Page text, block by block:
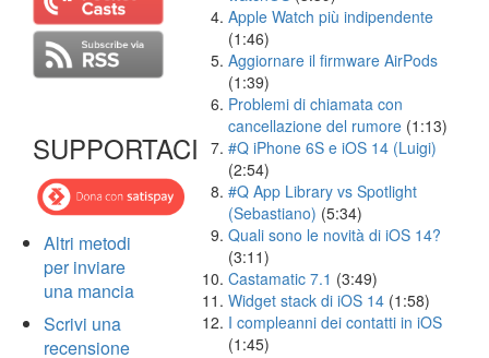
SUPPORTACI
Altri metodi
per inviare
una mancia
Scrivi una
recensione
Apple Watch più indipendente
(1:46)
Aggiornare il firmware AirPods
(1:39)
Problemi di chiamata con
cancellazione del rumore (1:13)
#Q iPhone 6S e iOS 14 (Luigi)
(2:54)
#Q App Library vs Spotlight
(Sebastiano) (5:34)
Quali sono le novità di iOS 14?
(3:11)
Castamatic 7.1 (3:49)
Widget stack di iOS 14 (1:58)
I compleanni dei contatti in iOS
(1:45)